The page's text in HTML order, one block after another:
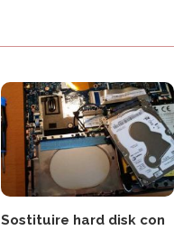
Sostituire hard disk con